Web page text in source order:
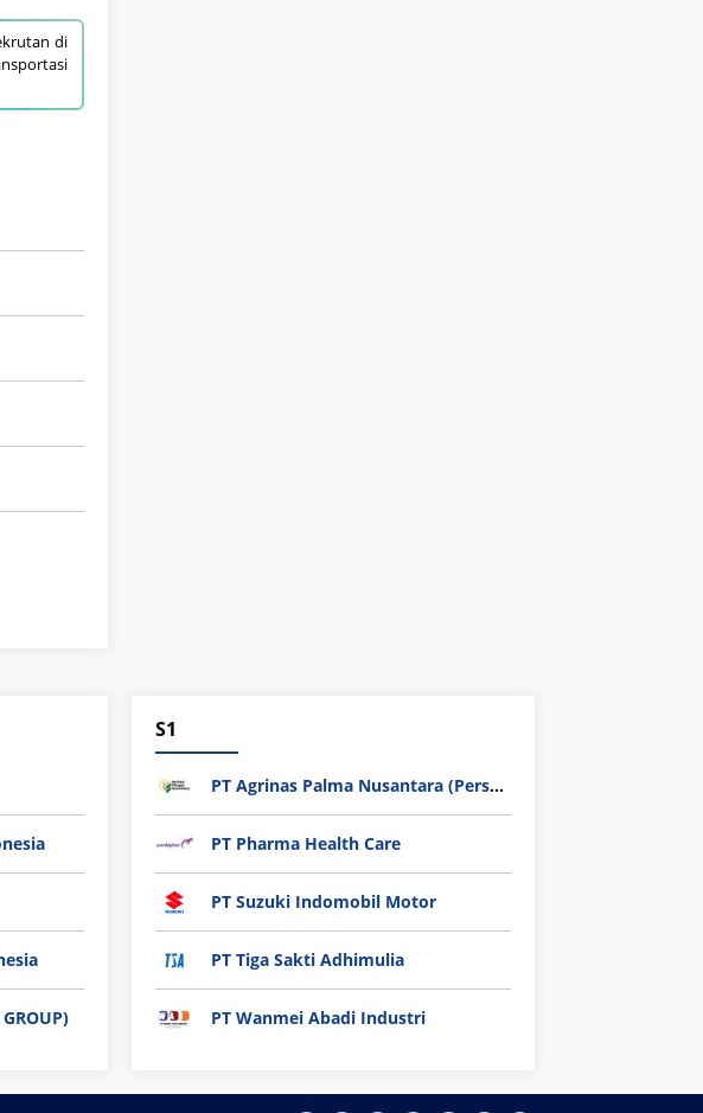
di
S1
PT Agrinas Palma Nusantara (Persero)
PT Pharma Health Care
PT Suzuki Indomobil Motor
PT Tiga Sakti Adhimulia
PT Wanmei Abadi Industri